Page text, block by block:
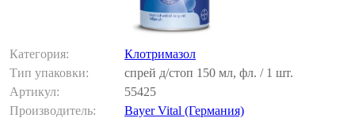
Категория:
Клотримазол
Тип упаковки:
спрей д/стоп 150 мл, фл. / 1 шт.
Артикул:
55425
Производитель:
Bayer Vital (Германия)